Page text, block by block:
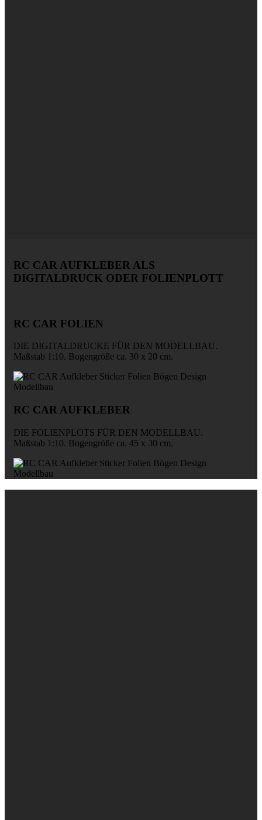
RC CAR AUFKLEBER ALS
DIGITALDRUCK ODER FOLIENPLOTT
RC CAR FOLIEN
DIE DIGITALDRUCKE FÜR DEN MODELLBAU.
Maßstab 1:10. Bogengröße ca. 30 x 20 cm.
RC CAR AUFKLEBER
DIE FOLIENPLOTS FÜR DEN MODELLBAU.
Maßstab 1:10. Bogengröße ca. 45 x 30 cm.